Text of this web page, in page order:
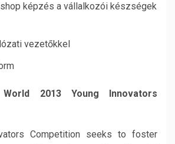
képzés a vállalkozói készségek
vezetőkkel
2013 Young Innovators
Competition seeks to foster